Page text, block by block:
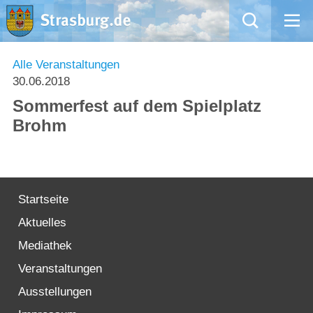
Mängelmeldung
Rathaus
Wirtschaft
Alle Veranstaltungen
30.06.2018
Sommerfest auf dem Spielplatz
Brohm
Startseite
Aktuelles
Mediathek
Veranstaltungen
Ausstellungen